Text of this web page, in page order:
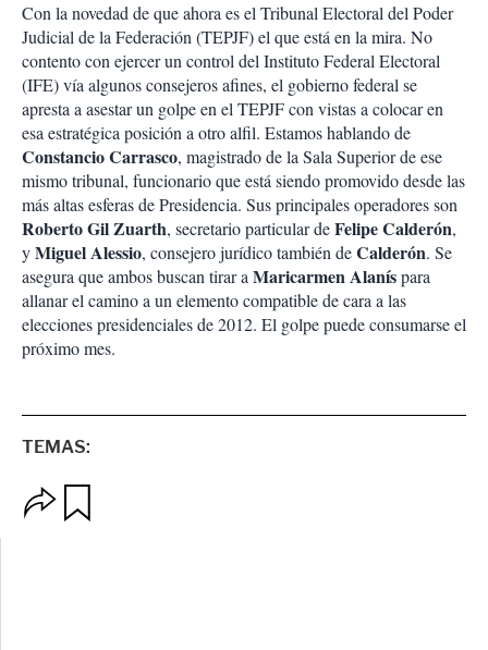
Con la novedad de que ahora es el Tribunal Electoral del Poder
Judicial de la Federación (TEPJF) el que está en la mira. No
contento con ejercer un control del Instituto Federal Electoral
(IFE) vía algunos consejeros afines, el gobierno federal se
apresta a asestar un golpe en el TEPJF con vistas a colocar en
esa estratégica posición a otro alfil. Estamos hablando de
Constancio Carrasco, magistrado de la Sala Superior de ese
mismo tribunal, funcionario que está siendo promovido desde las
más altas esferas de Presidencia. Sus principales operadores son
Roberto Gil Zuarth, secretario particular deFelipe Calderón,
yMiguel Alessio, consejero jurídico también deCalderón. Se
asegura que ambos buscan tirar a Maricarmen Alaníspara
allanar el camino a un elemento compatible de cara a las
elecciones presidenciales de 2012. El golpe puede consumarse el
próximo mes.
TEMAS:
p